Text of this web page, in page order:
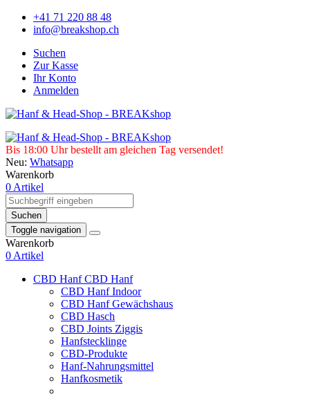
+41 71 220 88 48
info@breakshop.ch
Suchen
Zur Kasse
Ihr Konto
Anmelden
Bis 18:00 Uhr bestellt am gleichen Tag versendet!
Neu: Whatsapp
Warenkorb
0 Artikel
Suchen
Toggle navigation
Warenkorb
0 Artikel
CBD HanfCBD Hanf
CBD Hanf Indoor
CBD Hanf Gewächshaus
CBD Hasch
CBD Joints Ziggis
Hanfstecklinge
CBD-Produkte
Hanf-Nahrungsmittel
Hanfkosmetik